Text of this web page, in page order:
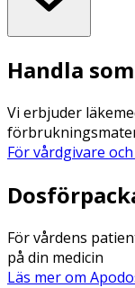
Handla
Vi erbjuder
För vårdgivare
För vårdens
på din medicin
Läs mer om